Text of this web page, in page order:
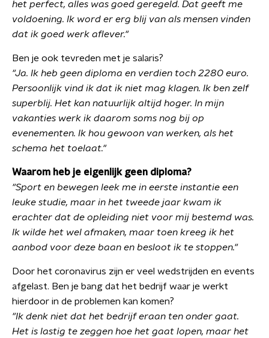
het perfect, alles was goed geregeld. Dat geeft me
voldoening. Ik word er erg blij van als mensen vinden
dat ik goed werk aflever."
Ben je ook tevreden met je salaris?
"Ja. Ik heb geen diploma en verdien toch 2280 euro.
Persoonlijk vind ik dat ik niet mag klagen. Ik ben zelf
superblij. Het kan natuurlijk altijd hoger. In mijn
vakanties werk ik daarom soms nog bij op
evenementen. Ik hou gewoon van werken, als het
schema het toelaat."
Waarom heb je eigenlijk geen diploma?
"Sport en bewegen leek me in eerste instantie een
leuke studie, maar in het tweede jaar kwam ik
erachter dat de opleiding niet voor mij bestemd was.
Ik wilde het wel afmaken, maar toen kreeg ik het
aanbod voor deze baan en besloot ik te stoppen."
Door het coronavirus zijn er veel wedstrijden en events
afgelast. Ben je bang dat het bedrijf waar je werkt
hierdoor in de problemen kan komen?
"Ik denk niet dat het bedrijf eraan ten onder gaat.
Het is lastig te zeggen hoe het gaat lopen, maar het